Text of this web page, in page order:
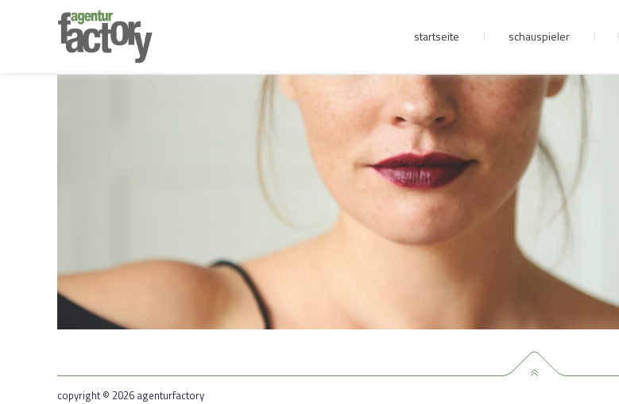
junge riege
kontakt
startseite schauspieler
copyright © 2026 agenturfactory